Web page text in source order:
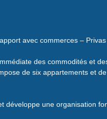
avec commerces – Privas
des commodités et
de six appartements et
développe une organisation